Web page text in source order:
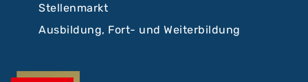
Stellenmarkt
Ausbildung, Fort- und Weiterbildung